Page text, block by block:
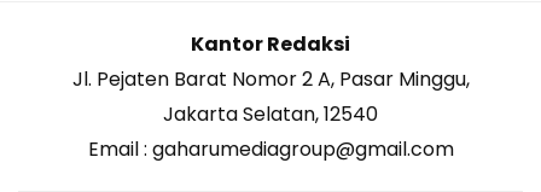
Kantor Redaksi
Jl. Pejaten Barat Nomor 2 A, Pasar Minggu,
Jakarta Selatan, 12540
Email : gaharumediagroup@gmail.com